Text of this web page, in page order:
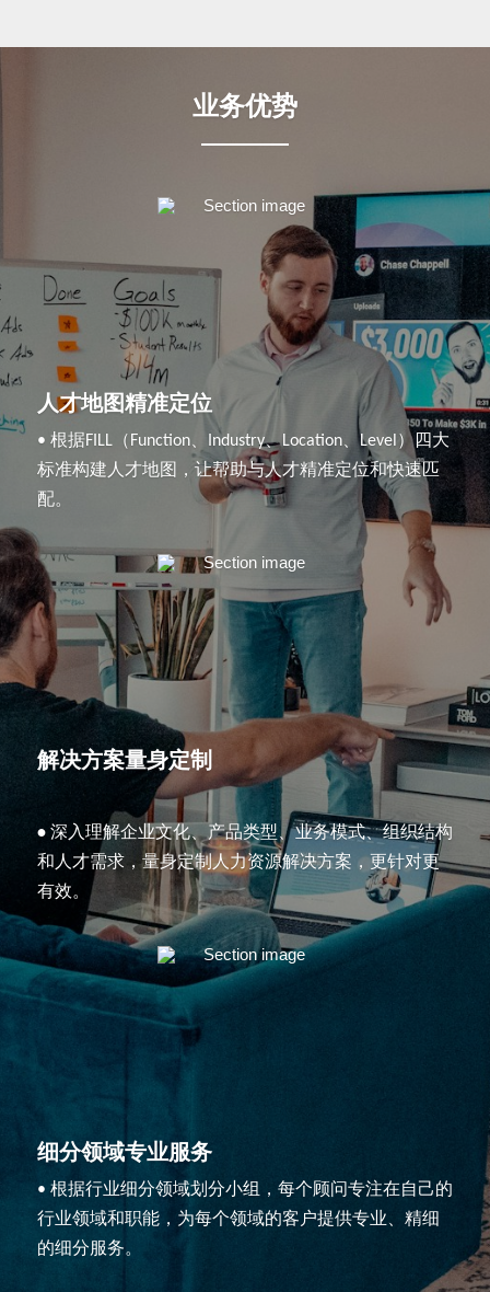
业务优势
人才地图精准定位
• 根据FILL（Function、Industry、Location、Level）四大
标准构建人才地图，让帮助与人才精准定位和快速匹
配。
解决方案量身定制
• 深入理解企业文化、产品类型、业务模式、组织结构
和人才需求，量身定制人力资源解决方案，更针对更
有效。
细分领域专业服务
• 根据行业细分领域划分小组，每个顾问专注在自己的
行业领域和职能，为每个领域的客户提供专业、精细
的细分服务。